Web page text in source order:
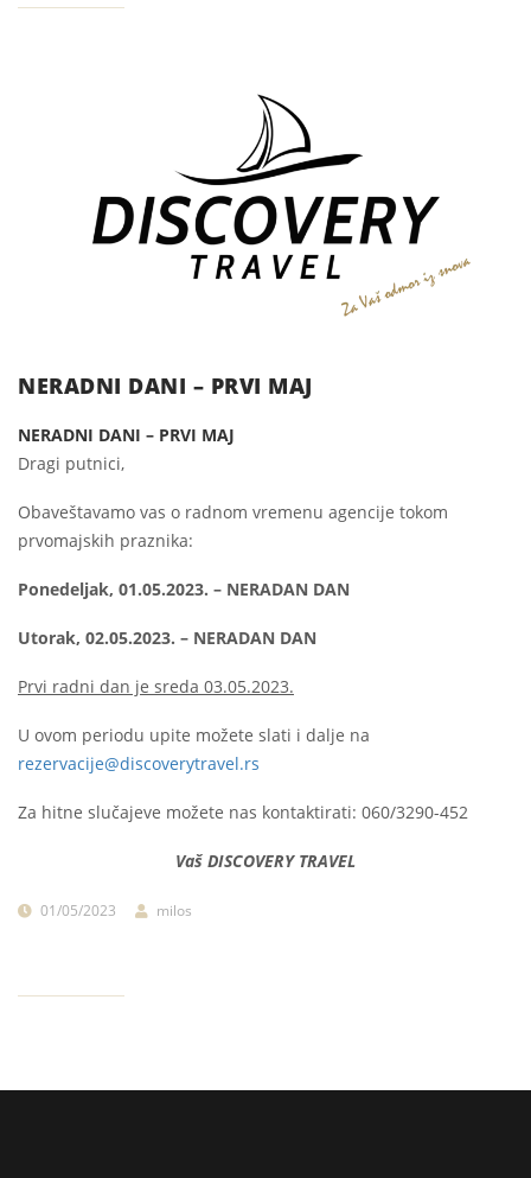
NERADNI DANI – PRVI MAJ
NERADNI DANI – PRVI MAJ
Dragi putnici,
Obaveštavamo vas o radnom vremenu agencije tokom
prvomajskih praznika:
Ponedeljak, 01.05.2023. – NERADAN DAN
Utorak, 02.05.2023. – NERADAN DAN
Prvi radni dan je sreda 03.05.2023.
U ovom periodu upite možete slati i dalje na
rezervacije@discoverytravel.rs
Za hitne slučajeve možete nas kontaktirati: 060/3290-452
Vaš DISCOVERY TRAVEL
01/05/2023 milos